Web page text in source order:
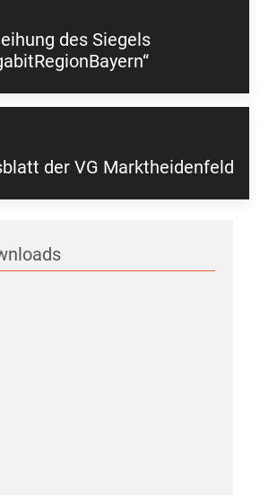
des Siegels
der VG Marktheidenfeld